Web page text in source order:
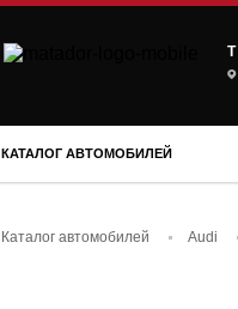
КАТАЛОГ АВТОМОБИЛЕЙ
Каталог автомобилей Audi